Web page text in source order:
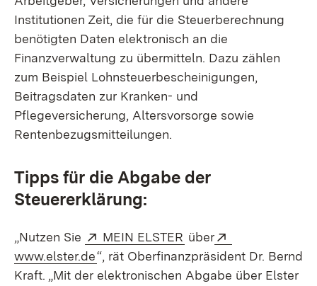
Institutionen Zeit, die für die Steuerberechnung
benötigten Daten elektronisch an die
Finanzverwaltung zu übermitteln. Dazu zählen
zum Beispiel Lohnsteuerbescheinigungen,
Beitragsdaten zur Kranken- und
Pflegeversicherung, Altersvorsorge sowie
Rentenbezugsmitteilungen.
Tipps für die Abgabe der
Steuererklärung:
„Nutzen Sie Extern:
MEIN ELSTER (Öffnet in neuem
über
www.elster.de(Öffnet in neuem Fenster)
“, rät Oberfinanzpräsident Dr. Bernd
Kraft. „Mit der elektronischen Abgabe über Elster